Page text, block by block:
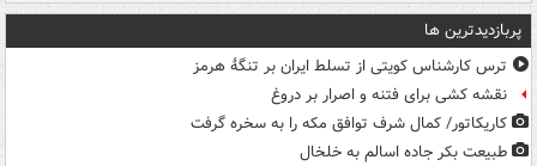
پربازدیدترین ها
ترس کارشناس کویتی از تسلط ایران بر تنگۀ هرمز
نقشه کشی برای فتنه و اصرار بر دروغ
کاریکاتور/ کمال شرف توافق مکه را به سخره گرفت
طبیعت بکر جاده اسالم به خلخال